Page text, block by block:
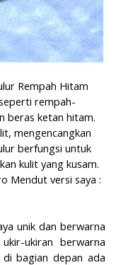
Rempah Hitam
rempah-
beras ketan hitam.
mengencangkan
berfungsi untuk
kulit yang kusam.
Mendut versi saya :
unik dan berwarna
ukiran berwarna
bagian depan ada